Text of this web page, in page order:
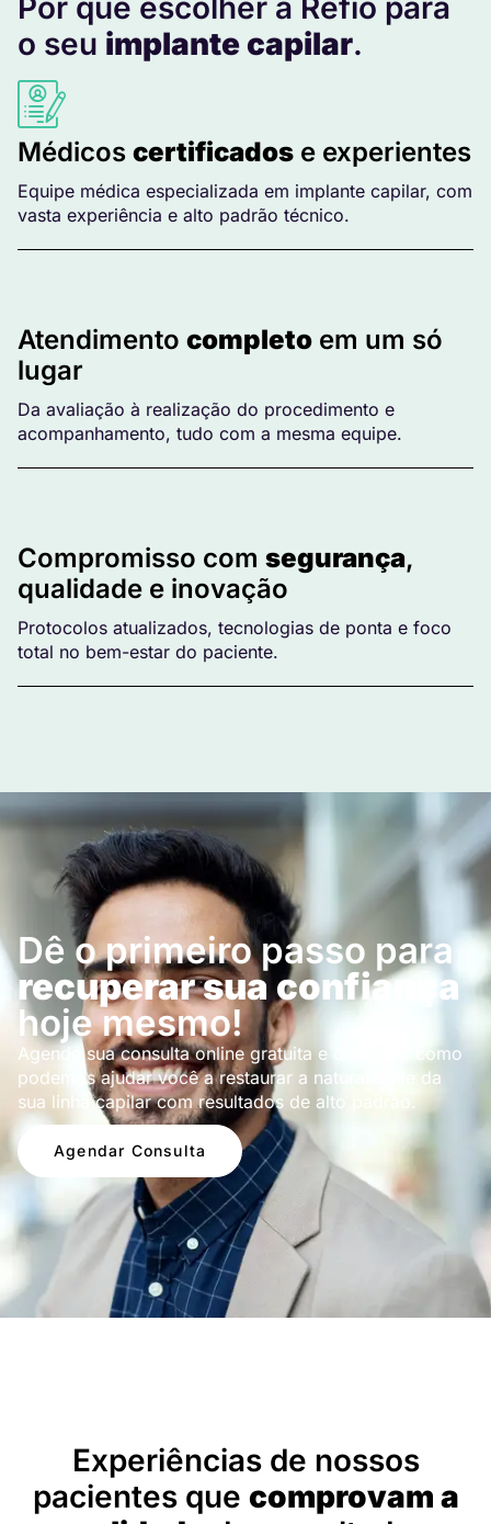
Por que escolher a Refio para
o seu implante capilar.
Médicos certificados e experientes
Equipe médica especializada em implante capilar, com
vasta experiência e alto padrão técnico.
Atendimento completo em um só
lugar
Da avaliação à realização do procedimento e
acompanhamento, tudo com a mesma equipe.
Compromisso com segurança,
qualidade e inovação
Protocolos atualizados, tecnologias de ponta e foco
total no bem-estar do paciente.
Dê o primeiro passo para
recuperar sua confiança
hoje mesmo!
Agende sua consulta online gratuita e descubra como
podemos ajudar você a restaurar a naturalidade da
sua linha capilar com resultados de alto padrão.
Agendar Consulta
Experiências de nossos
pacientes que comprovam a